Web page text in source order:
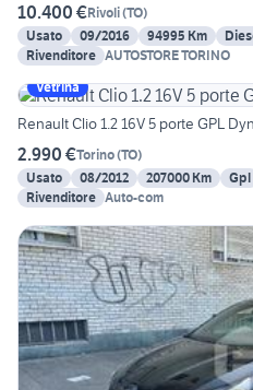
10.400 €Rivoli(TO)
Usato
09/2016 94995 Km
Rivenditore AUTOSTORE TORINO
Vetrina
Renault Clio 1.2 16V 5 porte GPL
2.990 €Torino(TO)
Usato
08/2012 207000 Km Gpl
Rivenditore Auto-com